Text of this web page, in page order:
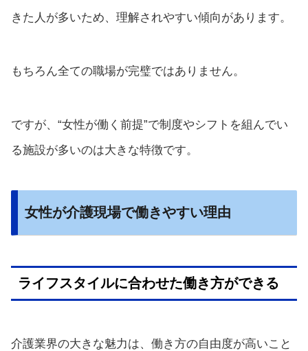
きた人が多いため、理解されやすい傾向があります。
もちろん全ての職場が完璧ではありません。
ですが、“女性が働く前提”で制度やシフトを組んでい
る施設が多いのは大きな特徴です。
女性が介護現場で働きやすい理由
ライフスタイルに合わせた働き方ができる
介護業界の大きな魅力は、働き方の自由度が高いこと